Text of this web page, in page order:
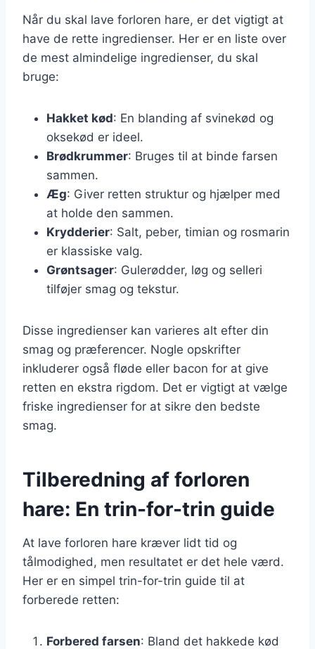
Når du skal lave forloren hare, er det vigtigt at
have de rette ingredienser. Her er en liste over
de mest almindelige ingredienser, du skal
bruge:
Hakket kød: En blanding af svinekød og
oksekød er ideel.
Brødkrummer: Bruges til at binde farsen
sammen.
Æg: Giver retten struktur og hjælper med
at holde den sammen.
Krydderier: Salt, peber, timian og rosmarin
er klassiske valg.
Grøntsager: Gulerødder, løg og selleri
tilføjer smag og tekstur.
Disse ingredienser kan varieres alt efter din
smag og præferencer. Nogle opskrifter
inkluderer også fløde eller bacon for at give
retten en ekstra rigdom. Det er vigtigt at vælge
friske ingredienser for at sikre den bedste
smag.
Tilberedning af forloren
hare: En trin-for-trin guide
At lave forloren hare kræver lidt tid og
tålmodighed, men resultatet er det hele værd.
Her er en simpel trin-for-trin guide til at
forberede retten:
Forbered farsen: Bland det hakkede kød